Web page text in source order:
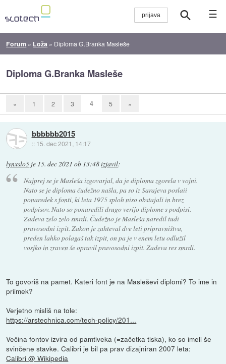
☰
Forum » Loža » Diploma G.Branka Masleše
Diploma G.Branka Masleše
« 1 2 3 4 5 »
bbbbbb2015
:: 15. dec 2021, 14:17
lynxslo5 je 15. dec 2021 ob 13:48izjavil:
Najprej se je Masleša izgovarjal, da je diploma zgorela v vojni.
Nato se je diploma čudežno našla, pa so iz Sarajeva poslaii
ponaredek s fonti, ki leta 1975 sploh niso obstajali in brez
podpisov. Nato so ponaredili drugo verijo diplome s podpisi.
Zadeva zelo zelo smrdi. Čudežno je Masleša naredil tudi
pravosodni izpit. Zakon je zahteval dve leti pripravništva,
preden lahko polagaš tak izpit, on pa je v enem letu odlužil
vosjko in zraven še opravil pravosodni izpit. Zadeva res smrdi.
To govoriš na pamet. Kateri font je na Masleševi diplomi? To ime in
priimek?
Verjetno misliš na tole:
https://arstechnica.com/tech-policy/201...
Večina fontov izvira od pamtiveka (=začetka tiska), ko so imeli še
svinčene stavke. Calibri je bil pa prav dizajniran 2007 leta:
Calibri @ Wikipedia